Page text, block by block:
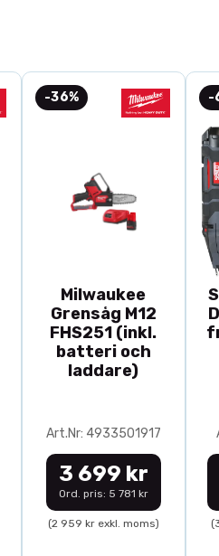
-36%
Milwaukee
Grensåg M12
FHS251 (inkl.
batteri och
laddare)
Art.Nr: 4933501917
3 699 kr
Ord. pris: 5 781 kr
(2 959 kr exkl. moms)
-